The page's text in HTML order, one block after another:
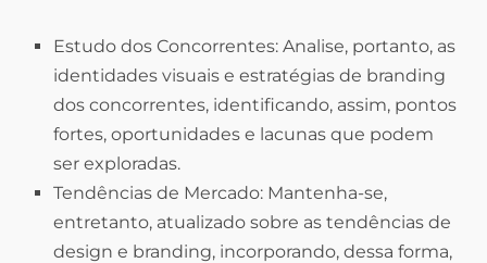
Estudo dos Concorrentes: Analise, portanto, as
identidades visuais e estratégias de branding
dos concorrentes, identificando, assim, pontos
fortes, oportunidades e lacunas que podem
ser exploradas.
Tendências de Mercado: Mantenha-se,
entretanto, atualizado sobre as tendências de
design e branding, incorporando, dessa forma,